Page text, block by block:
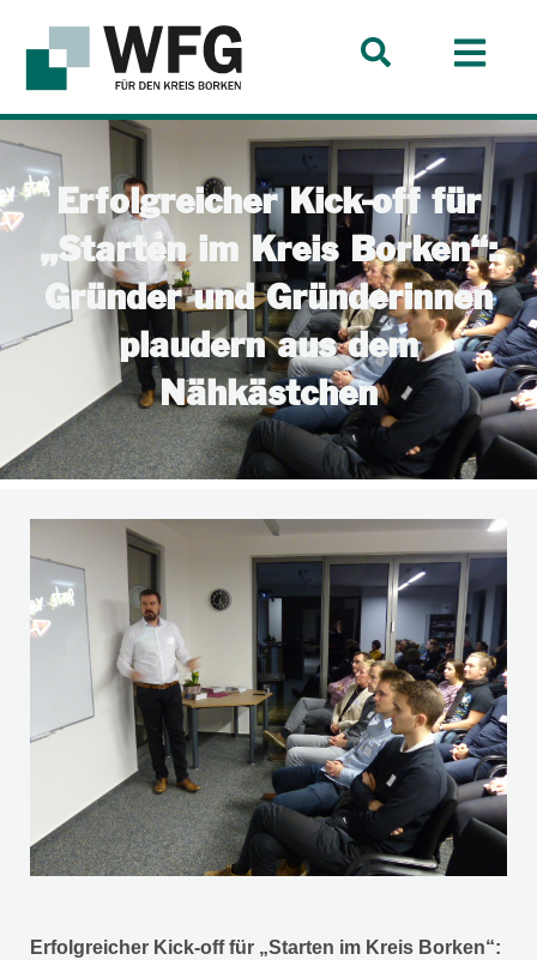
Erfolgreicher Kick-off für
„Starten im Kreis Borken“:
Gründer und Gründerinnen
plaudern aus dem
Nähkästchen
Erfolgreicher Kick-off für „Starten im Kreis Borken“: